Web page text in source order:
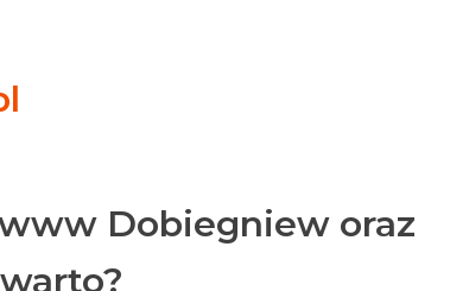
Dobiegniew oraz